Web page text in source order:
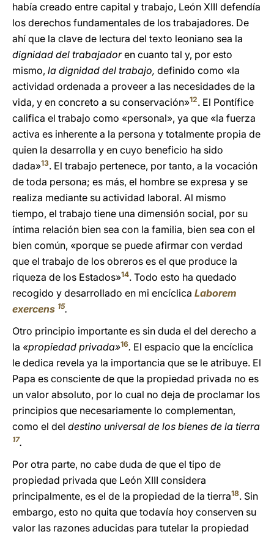
había creado entre capital y trabajo, León XIII defendía
los derechos fundamentales de los trabajadores. De
ahí que la clave de lectura del texto leoniano sea la
dignidad del trabajadoren cuanto tal y, por esto
mismo, la dignidad del trabajo, definido como «la
actividad ordenada a proveer a las necesidades de la
vida, y en concreto a su conservación»12. El Pontífice
califica el trabajo como «personal», ya que «la fuerza
activa es inherente a la persona y totalmente propia de
quien la desarrolla y en cuyo beneficio ha sido
dada»13. El trabajo pertenece, por tanto, a la vocación
de toda persona; es más, el hombre se expresa y se
realiza mediante su actividad laboral. Al mismo
tiempo, el trabajo tiene una dimensión social, por su
íntima relación bien sea con la familia, bien sea con el
bien común, «porque se puede afirmar con verdad
que el trabajo de los obreros es el que produce la
riqueza de los Estados»14. Todo esto ha quedado
recogido y desarrollado en mi encíclica Laborem
exercens 15.
Otro principio importante es sin duda el del derecho a
la «propiedad privada»16. El espacio que la encíclica
le dedica revela ya la importancia que se le atribuye. El
Papa es consciente de que la propiedad privada no es
un valor absoluto, por lo cual no deja de proclamar los
principios que necesariamente lo complementan,
como el del destino universal de los bienes de la tierra
17.
Por otra parte, no cabe duda de que el tipo de
propiedad privada que León XIII considera
principalmente, es el de la propiedad de la tierra18. Sin
embargo, esto no quita que todavía hoy conserven su
valor las razones aducidas para tutelar la propiedad